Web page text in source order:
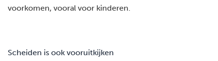
voorkomen, vooral voor kinderen.
Scheiden is ook vooruitkijken